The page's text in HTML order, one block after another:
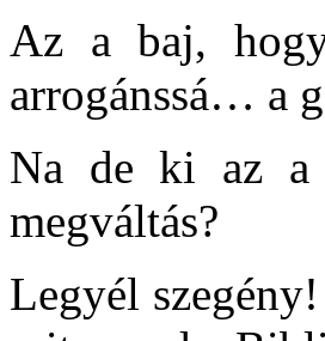
Az a baj,
arrogánssá… a
Na de ki az a
megváltás?
Legyél